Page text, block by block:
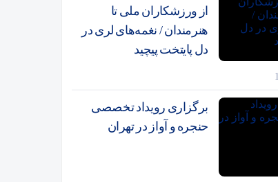
از ورزشکاران ملی تا
هنرمندان / نغمه‌های لری در
دل پایتخت پیچید
برگزاری رویداد تخصصی
حنجره و آواز در تهران